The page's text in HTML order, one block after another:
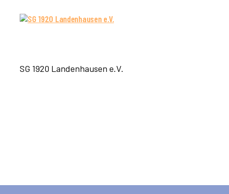
1920
SG 1920 Landenhausen e.V.